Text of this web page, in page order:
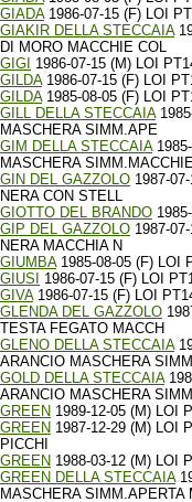
GIADA1986-07-15 (F) LOI
GIAKIR DELLA STECCAIA
DI MORO MACCHIE COL
GIGI 1986-07-15 (M) LOI
GILDA1986-07-15 (F) LOI
GILDA1985-08-05 (F) LOI
GILL DELLA STECCAIA
MASCHERA SIMM.APE
GIM DELLA STECCAIA
MASCHERA
GIN DEL GAZZOLO 1987-
NERA CON STELL
GIOTTO DEL BRANDO
GIP DEL GAZZOLO 1987-
NERA MACCHIA N
GIUMBA1985-08-05 (F) LOI
GIUSI
1986-07-15 (F) LOI
GIVA1986-07-15 (F) LOI
GLENDA DEL GAZZOLO
TESTA FEGATO MACCH
GLENO DELLA STECCAIA
ARANCIO MASCHERA
GOLD DELLA STECCAIA
ARANCIO MASCHERA
GREEN 1989-12-05 (M) LOI
GREEN 1987-12-29 (M) LOI
PICCHI
GREEN 1988-03-12 (M) LOI
GREEN DELLA STECCAIA
MASCHERA SIMM.APERTA